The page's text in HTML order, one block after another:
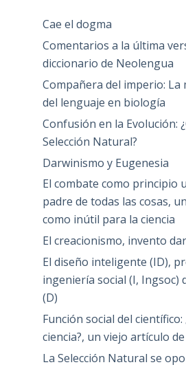
Cae el dogma
Comentarios a la última
diccionario de Neolengua
Compañera del imperio: La
del lenguaje en biología
Confusión en la Evolución:
Selección Natural?
Darwinismo y Eugenesia
El combate como principio
padre de todas las cosas,
como inútil para la ciencia
El creacionismo, invento
El diseño inteligente (ID),
ingeniería social (I, Ingsoc)
(D)
Función social del científico:
ciencia?, un viejo artículo
La Selección Natural se